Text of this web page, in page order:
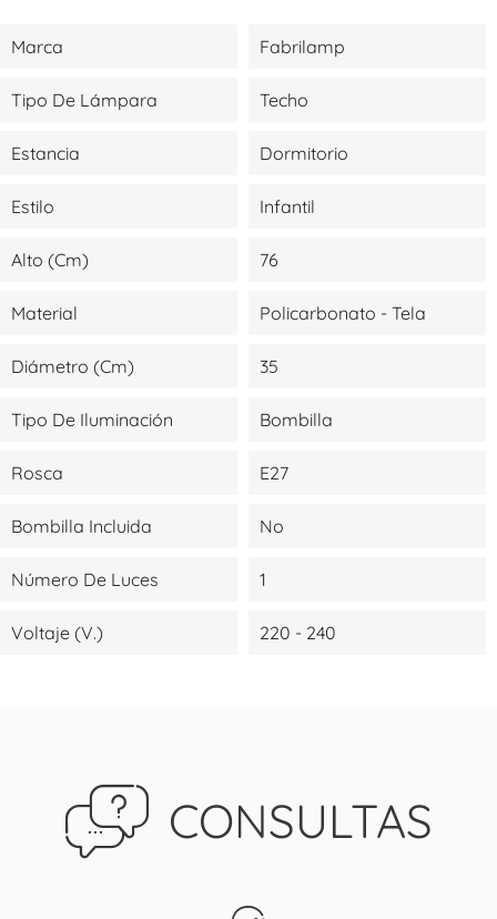
Marca Fabrilamp
Tipo De Lámpara Techo
Estancia Dormitorio
Estilo Infantil
Alto (cm) 76
Material Policarbonato - Tela
Diámetro (cm) 35
Tipo De Iluminación Bombilla
Rosca E27
Bombilla Incluida No
Número De Luces 1
Voltaje (V.) 220 - 240
CONSULTAS